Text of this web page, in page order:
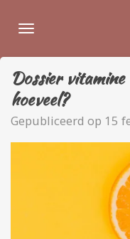
direct
de
hoofdinhoud
Dossier
hoeveel?
Gepubliceerd op 15